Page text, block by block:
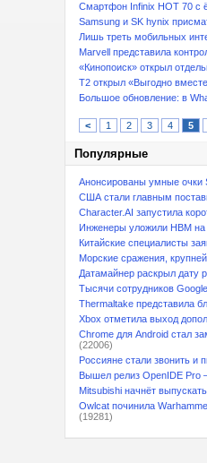
Смартфон Infinix HOT 70 с
Samsung и SK hynix
Лишь треть мобильных
Marvell представила
«Кинопоиск» открыл
T2 открыл «Выгодно
Большое обновление: в
< 1 2 3 4 5
Популярные
Анонсированы умные очки
США стали главным
Character.AI запустила
Инженеры уложили HBM на
Китайские специалисты
Морские сражения,
Датамайнер раскрыл дату
Тысячи сотрудников Google
Thermaltake представила
Xbox отметила выход
Chrome для Android стал
(22006)
Россияне стали звонить и
Вышел релиз OpenIDE Pro
Mitsubishi начнёт выпускать
Owlcat починила
(19281)